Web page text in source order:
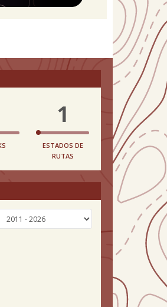
1
ESTADOS DE
RUTAS